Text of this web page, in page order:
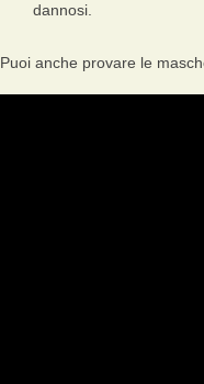
dannosi.
Puoi anche provare le